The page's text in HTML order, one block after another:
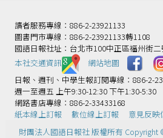
讀者服務專線：886-2-23921133
圖書門市專線：886-2-23921133轉1108
國語日報社址：台北市100中正區福州街二
本社交通資訊️
網站地圖
日報、週刊、中學生報訂閱專線：886-2-
週一至週五 上午9:30-12:30 下午1:30-5:30
網路書店專線：886-2-33433168
紙本線上訂報
數位線上訂報
意見反映
財團法人國語日報社 版權所有 Copyright